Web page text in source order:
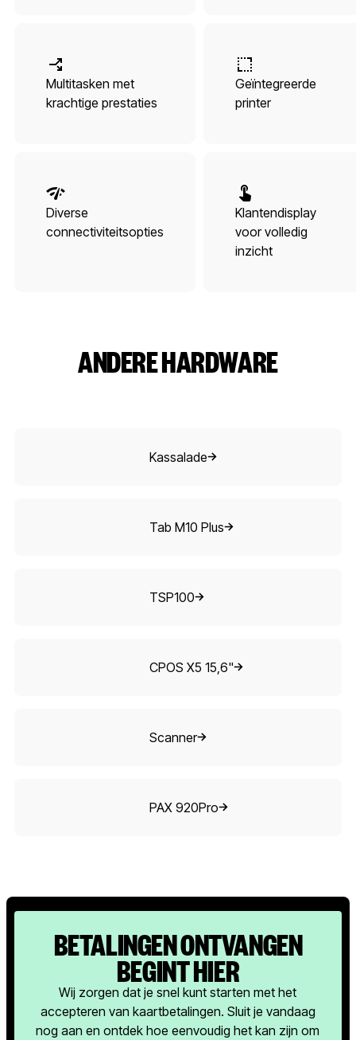
Multitasken met
krachtige prestaties
Geïntegreerde
printer
Diverse
connectiviteitsopties
Klantendisplay
voor volledig
inzicht
ANDERE HARDWARE
Kassalade
Tab M10 Plus
TSP100
CPOS X5 15,6"
Scanner
PAX 920Pro
BETALINGEN ONTVANGEN
BEGINT HIER
Wij zorgen dat je snel kunt starten met het
accepteren van kaartbetalingen. Sluit je vandaag
nog aan en ontdek hoe eenvoudig het kan zijn om